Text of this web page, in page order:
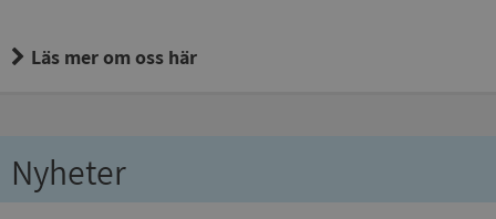
Läs mer om oss här
Nyheter